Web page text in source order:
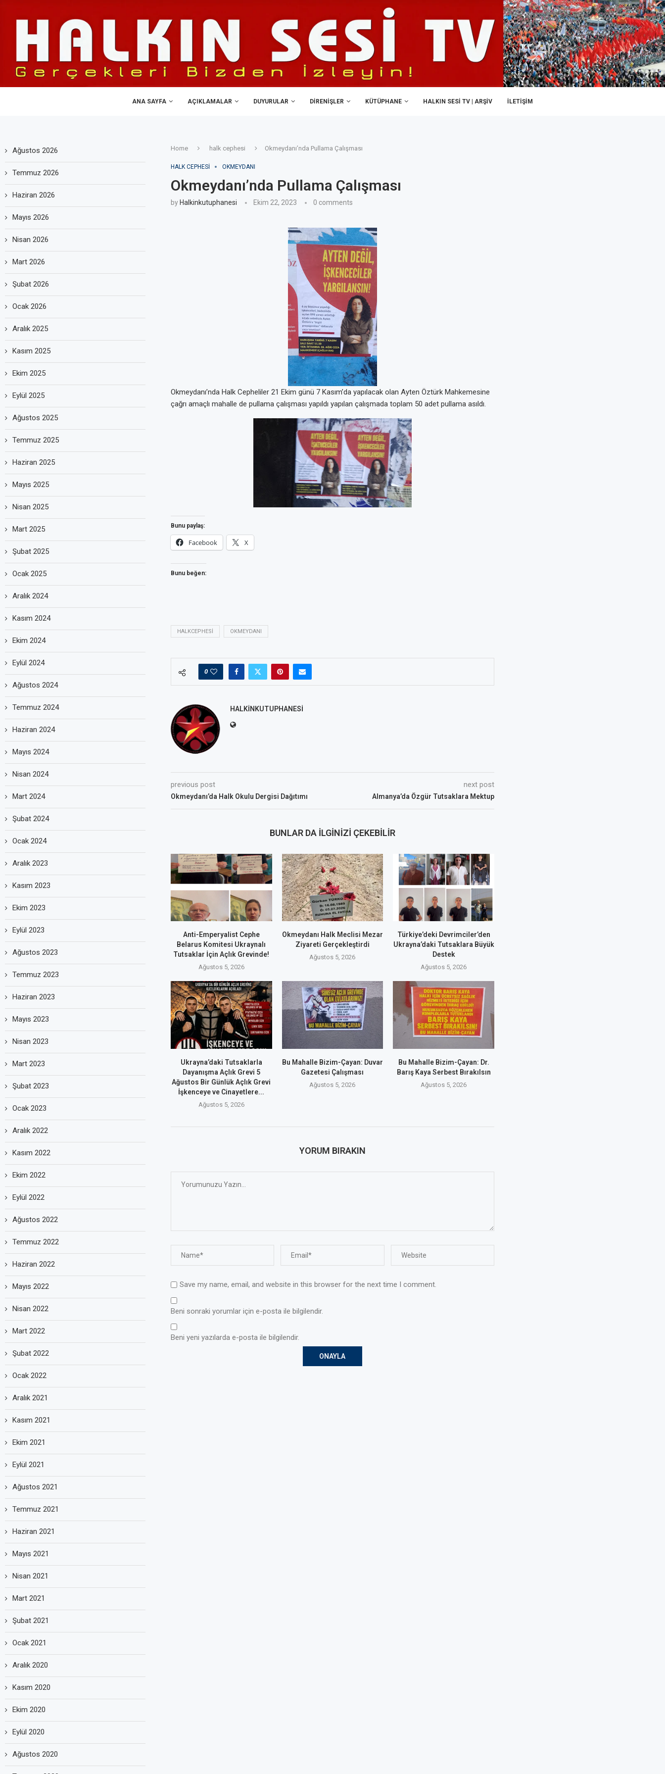
ANA SAYFA AÇIKLAMALAR DUYURULAR DIRENIŞLER KÜTÜPHANE HALKIN SESI TV | ARŞİV İLETIŞIM
Home halk cephesi Okmeydanı’nda Pullama Çalışması
HALK CEPHESI OKMEYDANI
Okmeydanı’nda Pullama Çalışması
byHalkinkutuphanesi Ekim 22, 2023 0 comments
Okmeydanı’nda Halk Cepheliler 21 Ekim günü 7 Kasım’da yapılacak olan Ayten Öztürk Mahkemesine
çağrı amaçlı mahalle de pullama çalışması yapıldı yapılan çalışmada toplam 50 adet pullama asıldı.
Bunu paylaş:
Facebook X
Bunu beğen:
HALKCEPHESI OKMEYDANI
0
HALKINKUTUPHANESI
previous post
Okmeydanı’da Halk Okulu Dergisi Dağıtımı
next post
Almanya’da Özgür Tutsaklara Mektup
BUNLAR DA İLGINIZI ÇEKEBILIR
Anti-Emperyalist Cephe
Belarus Komitesi Ukraynalı
Tutsaklar İçin Açlık Grevinde!
Ağustos 5, 2026
Okmeydanı Halk Meclisi Mezar
Ziyareti Gerçekleştirdi
Ağustos 5, 2026
Türkiye’deki Devrimciler’den
Ukrayna’daki Tutsaklara Büyük
Destek
Ağustos 5, 2026
Ukrayna’daki Tutsaklarla
Dayanışma Açlık Grevi 5
Ağustos Bir Günlük Açlık Grevi
İşkenceye ve Cinayetlere...
Ağustos 5, 2026
Bu Mahalle Bizim-Çayan: Duvar
Gazetesi Çalışması
Ağustos 5, 2026
Bu Mahalle Bizim-Çayan: Dr.
Barış Kaya Serbest Bırakılsın
Ağustos 5, 2026
YORUM BIRAKIN
Save my name, email, and website in this browser for the next time I comment.
Beni sonraki yorumlar için e-posta ile bilgilendir.
Beni yeni yazılarda e-posta ile bilgilendir.
Ağustos 2026
Temmuz 2026
Haziran 2026
Mayıs 2026
Nisan 2026
Mart 2026
Şubat 2026
Ocak 2026
Aralık 2025
Kasım 2025
Ekim 2025
Eylül 2025
Ağustos 2025
Temmuz 2025
Haziran 2025
Mayıs 2025
Nisan 2025
Mart 2025
Şubat 2025
Ocak 2025
Aralık 2024
Kasım 2024
Ekim 2024
Eylül 2024
Ağustos 2024
Temmuz 2024
Haziran 2024
Mayıs 2024
Nisan 2024
Mart 2024
Şubat 2024
Ocak 2024
Aralık 2023
Kasım 2023
Ekim 2023
Eylül 2023
Ağustos 2023
Temmuz 2023
Haziran 2023
Mayıs 2023
Nisan 2023
Mart 2023
Şubat 2023
Ocak 2023
Aralık 2022
Kasım 2022
Ekim 2022
Eylül 2022
Ağustos 2022
Temmuz 2022
Haziran 2022
Mayıs 2022
Nisan 2022
Mart 2022
Şubat 2022
Ocak 2022
Aralık 2021
Kasım 2021
Ekim 2021
Eylül 2021
Ağustos 2021
Temmuz 2021
Haziran 2021
Mayıs 2021
Nisan 2021
Mart 2021
Şubat 2021
Ocak 2021
Aralık 2020
Kasım 2020
Ekim 2020
Eylül 2020
Ağustos 2020